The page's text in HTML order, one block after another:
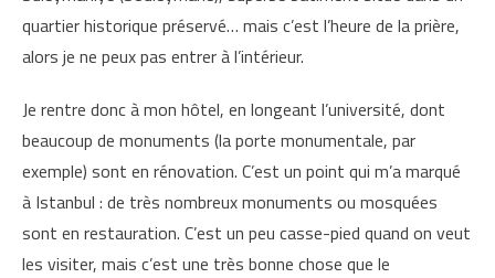
quartier historique préservé… mais c’est l’heure de la prière,
alors je ne peux pas entrer à l’intérieur.
Je rentre donc à mon hôtel, en longeant l’université, dont
beaucoup de monuments (la porte monumentale, par
exemple) sont en rénovation. C’est un point qui m’a marqué
à Istanbul : de très nombreux monuments ou mosquées
sont en restauration. C’est un peu casse-pied quand on veut
les visiter, mais c’est une très bonne chose que le